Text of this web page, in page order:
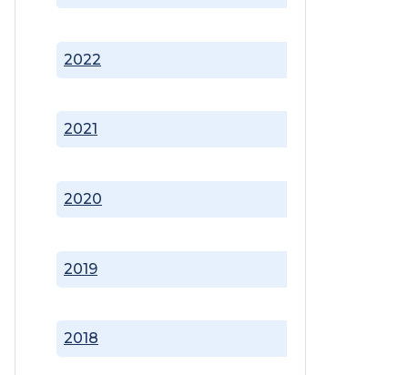
2018
2019
2020
2021
2022